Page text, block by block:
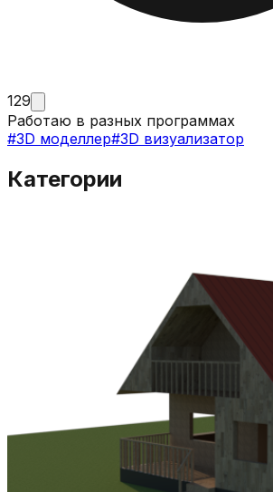
129
Работаю в разных программах
#3D моделлер#3D визуализатор
Категории